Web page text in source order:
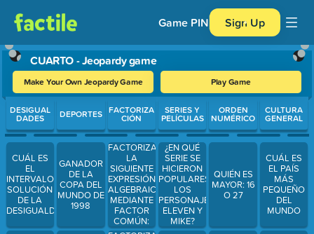
Game PIN Sign Up
CUARTO - Jeopardy game
Make Your Own Jeopardy Game Play Game
Use arrow keys to move between questions. Press Enter or
DESIGUAL
DADES
CUÁL ES
EL
INTERVALO
SOLUCIÓN
DE LA
DESIGUALDAD:
DEPORTES
GANADOR
DE LA
COPA DEL
MUNDO DE
1998
FACTORIZA
CIÓN
FACTORIZA
LA
SIGUIENTE
EXPRESIÓN
ALGEBRAICA
MEDIANTE
FACTOR
COMÚN:
SERIES Y
PELÍCULAS
¿EN QUÉ
SERIE SE
HICIERON
POPULARES
LOS
PERSONAJES
ELEVEN Y
MIKE?
ORDEN
NUMÉRICO
QUIÉN ES
MAYOR: 16
O 27
CULTURA
GENERAL
CUÁL ES
EL PAÍS
MÁS
PEQUEÑO
DEL
MUNDO